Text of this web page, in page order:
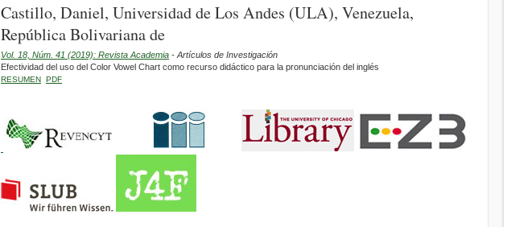
Castillo, Daniel, Universidad de Los Andes (ULA), Venezuela,
República Bolivariana de
Vol. 18, Núm. 41 (2019): Revista Academia - Artículos de Investigación
Efectividad del uso del Color Vowel Chart como recurso didáctico para la pronunciación del inglés
RESUMEN PDF